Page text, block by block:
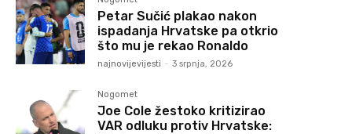
Petar Sučić plakao nakon
ispadanja Hrvatske pa otkrio
što mu je rekao Ronaldo
najnovijevijesti - 3 srpnja, 2026
Nogomet
Joe Cole žestoko kritizirao
VAR odluku protiv Hrvatske: